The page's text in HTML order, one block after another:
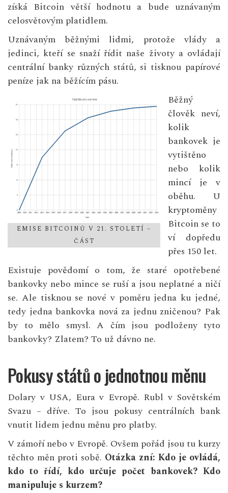
získá Bitcoin větší hodnotu a bude uznávaným
celosvětovým platidlem.
Uznávaným běžnými lidmi, protože vlády a
jedinci, kteří se snaží řídit naše životy a ovládají
centrální banky různých států, si tisknou papírové
peníze jak na běžícím pásu.
EMISE BITCOINŮ V 21. STOLETÍ –
ČÁST
Běžný
člověk neví,
kolik
bankovek je
vytištěno
nebo kolik
mincí je v
oběhu. U
kryptoměny
Bitcoin se to
ví dopředu
přes 150 let.
Existuje povědomí o tom, že staré opotřebené
bankovky nebo mince se ruší a jsou neplatné a ničí
se. Ale tisknou se nové v poměru jedna ku jedné,
tedy jedna bankovka nová za jednu zničenou? Pak
by to mělo smysl. A čím jsou podloženy tyto
bankovky? Zlatem? To už dávno ne.
Pokusy států o jednotnou měnu
Dolary v USA, Eura v Evropě. Rubl v Sovětském
Svazu – dříve. To jsou pokusy centrálních bank
vnutit lidem jednu měnu pro platby.
V zámoří nebo v Evropě. Ovšem pořád jsou tu kurzy
těchto měn proti sobě. Otázka zní: Kdo je ovládá,
kdo to řídí, kdo určuje počet bankovek? Kdo
manipuluje s kurzem?